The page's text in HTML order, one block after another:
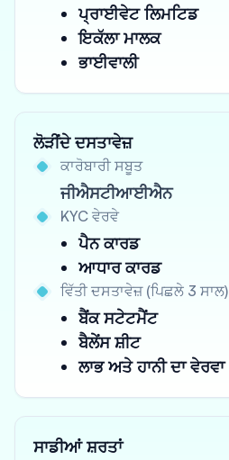
ਪ੍ਰਾਈਵੇਟ ਲਿਮਟਿਡ
ਇਕੱਲਾ ਮਾਲਕ
ਭਾਈਵਾਲੀ
ਲੋੜੀਂਦੇ ਦਸਤਾਵੇਜ਼
ਕਾਰੋਬਾਰੀ ਸਬੂਤ
ਜੀਐਸਟੀਆਈਐਨ
KYC ਵੇਰਵੇ
ਪੈਨ ਕਾਰਡ
ਆਧਾਰ ਕਾਰਡ
ਵਿੱਤੀ ਦਸਤਾਵੇਜ਼ (ਪਿਛਲੇ 3 ਸਾਲ)
ਬੈਂਕ ਸਟੇਟਮੈਂਟ
ਬੈਲੇਂਸ ਸ਼ੀਟ
ਲਾਭ ਅਤੇ ਹਾਨੀ ਦਾ ਵੇਰਵਾ
ਸਾਡੀਆਂ ਸ਼ਰਤਾਂ